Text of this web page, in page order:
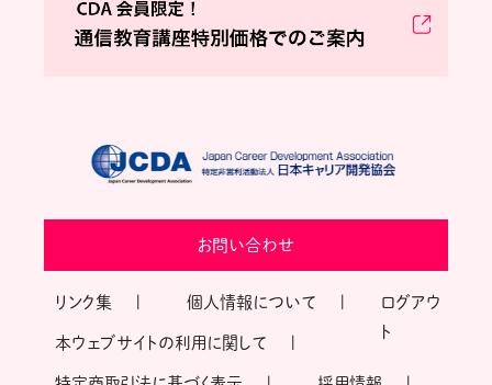
お問い合わせ
リンク集 個人情報について
本ウェブサイトの利用に関して
ログアウ
ト